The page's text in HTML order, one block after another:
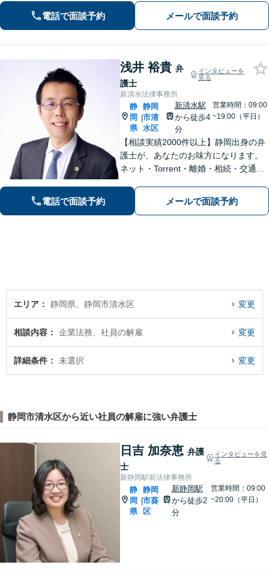
不倫慰謝料・交通事故・借金・刑事事
件・賃貸トラブルなど身近な法律問題
電話で面談予約 メールで面談予約
浅井 裕貴 弁
護士
インタビューを
見る
新清水法律事務所
静
岡
県
|
静岡
市清
水区
新清水駅
から徒歩4
分
営業時間：09:00
~19:00（平日）
【相談実績2000件以上】静岡出身の弁
護士が、あなたのお味方になります。
ネット・Torrent・離婚・相続・交通事
談ください。初回電話10分無料。全国
対応。親身なサポートをいたします。
電話で面談予約 メールで面談予約
エリア 静岡県、静岡市清水区 変更
相談内容 企業法務、社員の解雇 変更
詳細条件 未選択 変更
静岡市清水区から近い社員の解雇に強い弁護士
日吉 加奈恵 弁護
士
インタビューを見
る
新静岡駅前法律事務所
静
岡
県
静岡
市葵
区
新静岡駅
から徒歩2
分
営業時間：09:00
~20:00（平日）